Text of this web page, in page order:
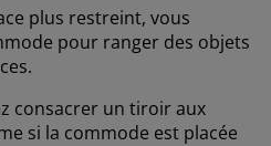
plus restreint, vous
pour ranger des objets
consacrer un tiroir aux
si la commode est placée